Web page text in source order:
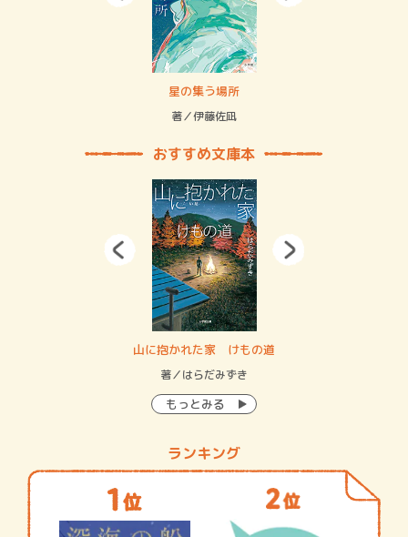
星の集う場所
著／伊藤佐凪
おすすめ文庫本
山に抱かれた家 けもの道
著／はらだみずき
もっとみる
ランキング